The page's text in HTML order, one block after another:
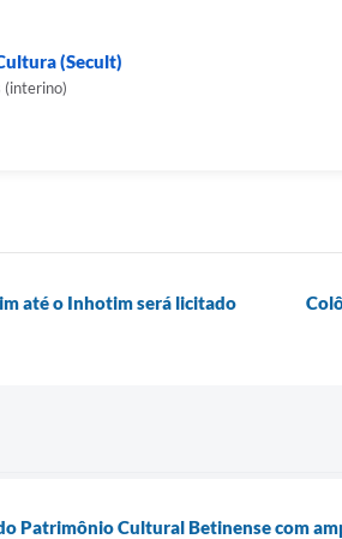
(Secult)
(interino)
até o Inhotim será licitado
Patrimônio Cultural Betinense com